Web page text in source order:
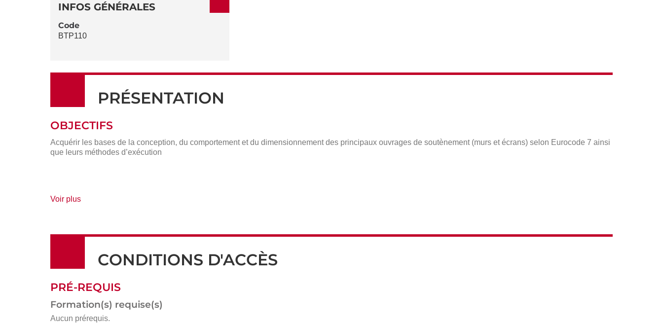
DE
LA
INFOS GÉNÉRALES
Code
BTP110
PRÉSENTATION
OBJECTIFS
Acquérir les bases de la conception, du comportement et du dimensionnement des principaux ouvrages de soutènement (murs et écrans) selon Eurocode 7 ainsi
que leurs méthodes d’exécution
Voir plusde
CONDITIONS D'ACCÈS
PRÉ-REQUIS
Formation(s) requise(s)
Aucun prérequis.